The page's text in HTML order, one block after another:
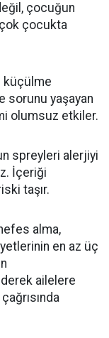
çocuğun
çocukta
küçülme
sorunu yaşayan
olumsuz etkiler.
spreyleri alerjiyi
İçeriği
taşır.
alma,
en az üç
ailelere